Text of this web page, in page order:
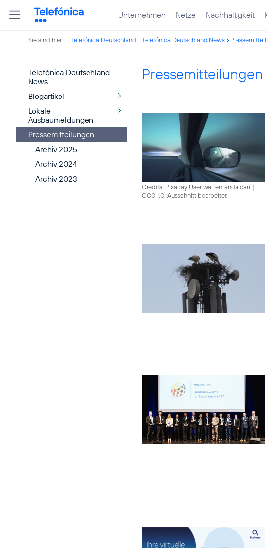
Unternehmen Netze Nachhaltigkeit
Sie sind hier: Telefónica Deutschland Telefónica Deutschland News
Telefónica Deutschland
News
Blogartikel
Lokale
Ausbaumeldungen
Pressemitteilungen
Archiv 2025
Archiv 2024
Archiv 2023
Pressemitteilungen
Credits: Pixabay User warrenrandalcarr|
CC0 1.0, Ausschnitt bearbeitet